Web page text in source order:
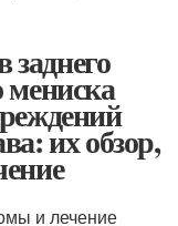
мениска
их обзор,
и лечение